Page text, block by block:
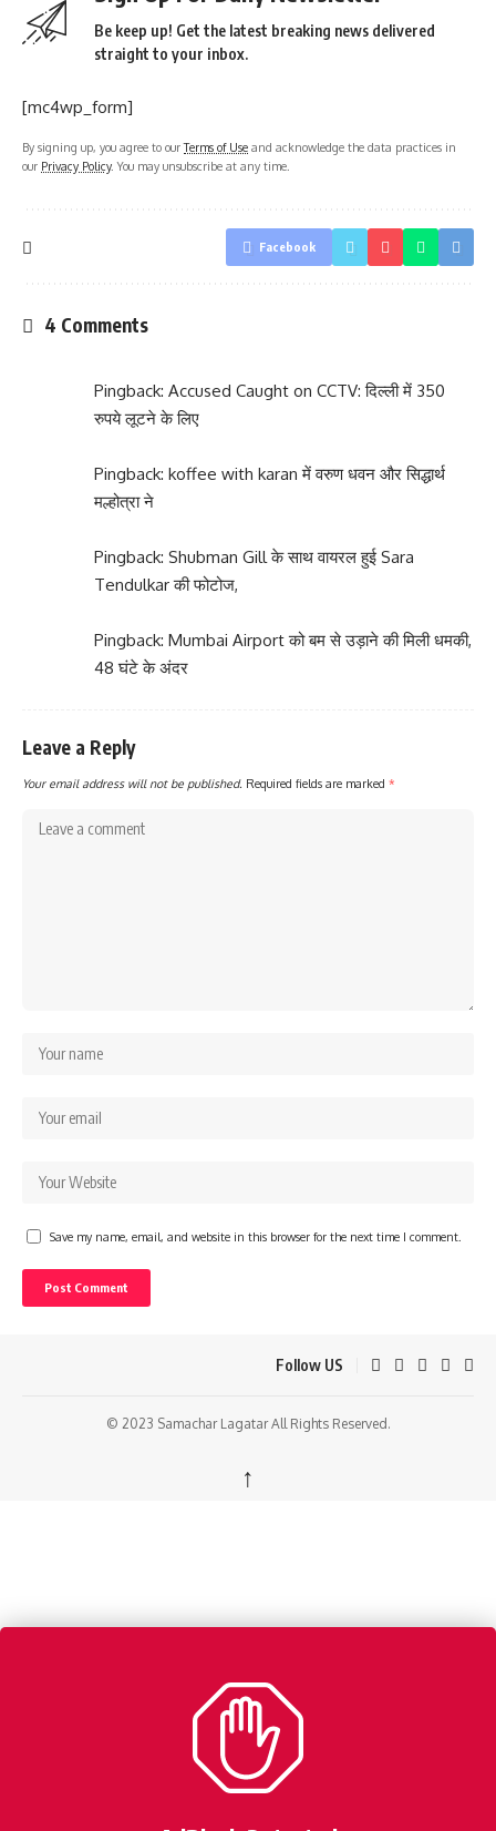
Be keep up! Get the latest breaking news delivered
straight to your inbox.
[mc4wp_form]
By signing up, you agree to ourTerms of Use and acknowledge the data practices in
our Privacy Policy. You may unsubscribe at any time.
Facebook
4 Comments
Pingback: Accused Caught on CCTV: दिल्ली में 350
रुपये लूटने के लिए
Pingback: koffee with karan में वरुण धवन और सिद्धार्थ
मल्होत्रा ने
Pingback: Shubman Gill के साथ वायरल हुई Sara
Tendulkar की फोटोज,
Pingback: Mumbai Airport को बम से उड़ाने की मिली धमकी,
48 घंटे के अंदर
Leave a Reply
Your email address will not be published. Required fields are marked *
Save my name, email, and website in this browser for the next time I comment.
Follow US
© 2023 Samachar Lagatar All Rights Reserved.
↑